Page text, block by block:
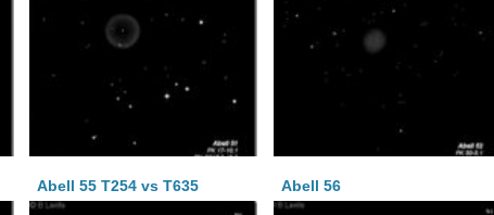
Abell 55 T254 vs T635 Abell 56